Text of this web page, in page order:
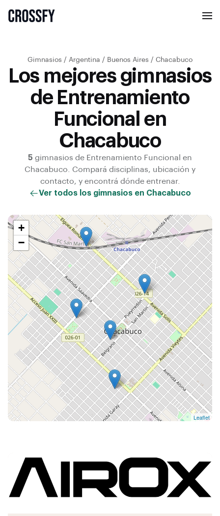
Gimnasios / Argentina / Buenos Aires / Chacabuco
Los mejores gimnasios
de Entrenamiento
Funcional en
Chacabuco
5 gimnasios de Entrenamiento Funcional en
Chacabuco . Compará disciplinas, ubicación y
contacto, y encontrá dónde entrenar.
Ver todos los gimnasios en Chacabuco
+
−
Leaflet